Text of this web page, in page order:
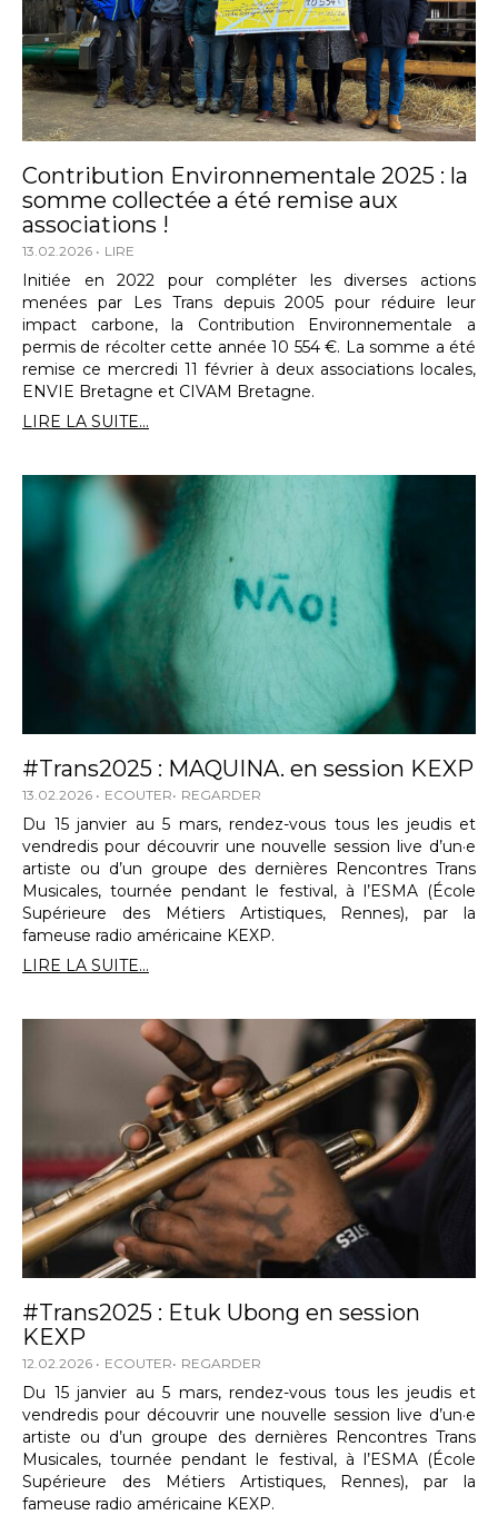
Contribution Environnementale 2025 : la
somme collectée a été remise aux
associations !
13.02.2026 LIRE
Initiée en 2022 pour compléter les diverses actions
menées par Les Trans depuis 2005 pour réduire leur
impact carbone, la Contribution Environnementale a
permis de récolter cette année 10 554 €. La somme a été
remise ce mercredi 11 février à deux associations locales,
ENVIE Bretagne et CIVAM Bretagne.
LIRE LA SUITE...
#Trans2025 : MAQUINA. en session KEXP
13.02.2026 ECOUTER REGARDER
Du 15 janvier au 5 mars, rendez-vous tous les jeudis et
vendredis pour découvrir une nouvelle session live d’un·e
artiste ou d’un groupe des dernières Rencontres Trans
Musicales, tournée pendant le festival, à l’ESMA (École
Supérieure des Métiers Artistiques, Rennes), par la
fameuse radio américaine KEXP.
LIRE LA SUITE...
#Trans2025 : Etuk Ubong en session
KEXP
12.02.2026 ECOUTER REGARDER
Du 15 janvier au 5 mars, rendez-vous tous les jeudis et
vendredis pour découvrir une nouvelle session live d’un·e
artiste ou d’un groupe des dernières Rencontres Trans
Musicales, tournée pendant le festival, à l’ESMA (École
Supérieure des Métiers Artistiques, Rennes), par la
fameuse radio américaine KEXP.